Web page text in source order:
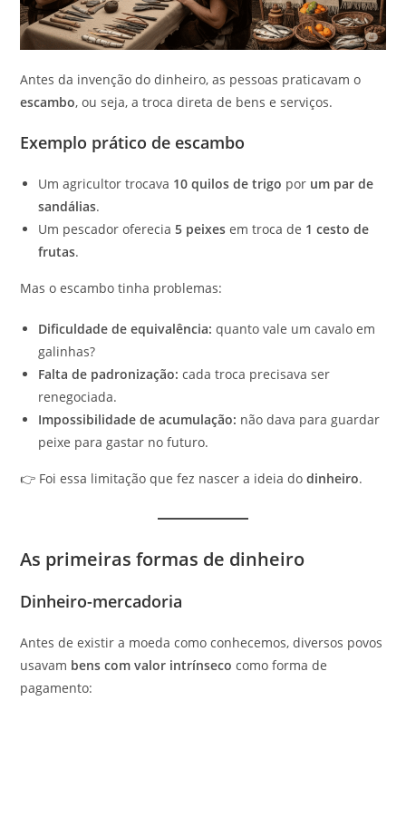
Antes da invenção do dinheiro, as pessoas praticavam o
escambo, ou seja, a troca direta de bens e serviços.
Exemplo prático de escambo
Um agricultor trocava 10 quilos de trigo por um par de
sandálias.
Um pescador oferecia5 peixes em troca de 1 cesto de
frutas.
Mas o escambo tinha problemas:
Dificuldade de equivalência: quanto vale um cavalo em
galinhas?
Falta de padronização: cada troca precisava ser
renegociada.
Impossibilidade de acumulação: não dava para guardar
peixe para gastar no futuro.
👉 Foi essa limitação que fez nascer a ideia dodinheiro.
As primeiras formas de dinheiro
Dinheiro-mercadoria
Antes de existir a moeda como conhecemos, diversos povos
usavam bens com valor intrínseco como forma de
pagamento: